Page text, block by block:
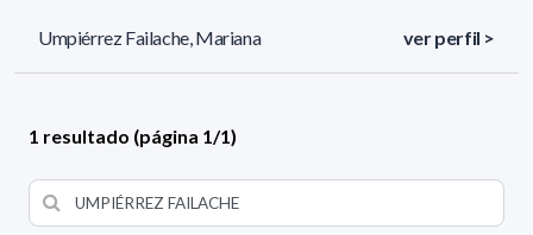
Umpiérrez Failache, Mariana ver perfil >
1 resultado (página 1/1)